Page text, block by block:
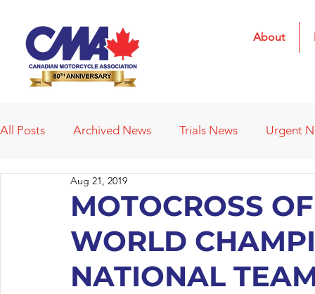
About
All Posts Archived News Trials News Urgent
Deleted News Items
Obituaries Affiliated Clubs Affiliated Clubs -
MOTOCROSS
WORLD
NATIONAL
Aug 21, 2019